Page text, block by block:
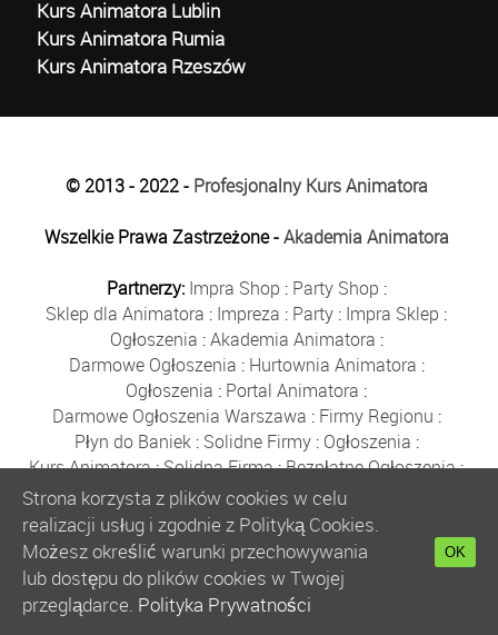
Kurs Animatora Lublin
Kurs Animatora Rumia
Kurs Animatora Rzeszów
© 2013 - 2022 - Profesjonalny Kurs Animatora
Wszelkie Prawa Zastrzeżone -Akademia Animatora
Partnerzy: Impra Shop : Party Shop :
Sklep dla Animatora : Impreza : Party : Impra Sklep :
Ogłoszenia :Akademia Animatora :
Darmowe Ogłoszenia : Hurtownia Animatora :
Ogłoszenia : Portal Animatora :
Darmowe Ogłoszenia Warszawa : Firmy Regionu :
Płyn do Baniek: Solidne Firmy: Ogłoszenia :
Kurs Animatora:Solidna Firma:Bezpłatne Ogłoszenia:
Animator Czasu Wolnego:
Bezpłatne Ogłoszenia Warszawa:sklep animatora
Bańki Mydlane:Bezpłatne Ogłoszenia
Szkolenie Animatorów:Kurs Animatora
:
Kurs Animatora Warszawa :Rumia
Kurs Animatora Poznań:
Strona korzysta z plików cookies w celu
realizacji usług i zgodnie z Polityką Cookies.
Możesz określić warunki przechowywania
lub dostępu do plików cookies w Twojej
przeglądarce. Polityka Prywatności
OK